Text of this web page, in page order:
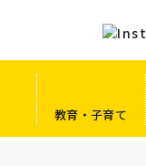
教育・子育て